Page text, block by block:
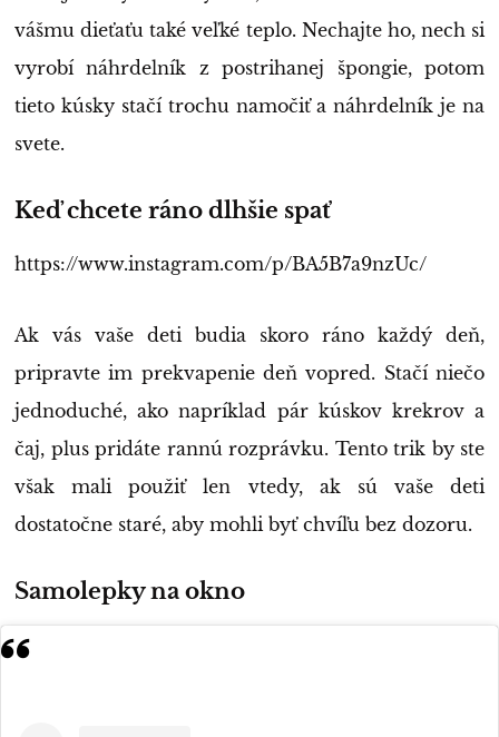
vášmu dieťaťu také veľké teplo. Nechajte ho, nech si
vyrobí náhrdelník z postrihanej špongie, potom
tieto kúsky stačí trochu namočiť a náhrdelník je na
svete.
Keď chcete ráno dlhšie spať
https://www.instagram.com/p/BA5B7a9nzUc/
Ak vás vaše deti budia skoro ráno každý deň,
pripravte im prekvapenie deň vopred. Stačí niečo
jednoduché, ako napríklad pár kúskov krekrov a
čaj, plus pridáte rannú rozprávku. Tento trik by ste
však mali použiť len vtedy, ak sú vaše deti
dostatočne staré, aby mohli byť chvíľu bez dozoru.
Samolepky na okno